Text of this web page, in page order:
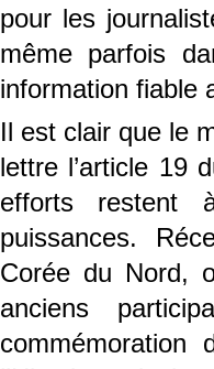
pour les
même parfois
information fiable
Il est clair que le
lettre l’article 19
efforts restent
puissances.
Corée du Nord,
anciens